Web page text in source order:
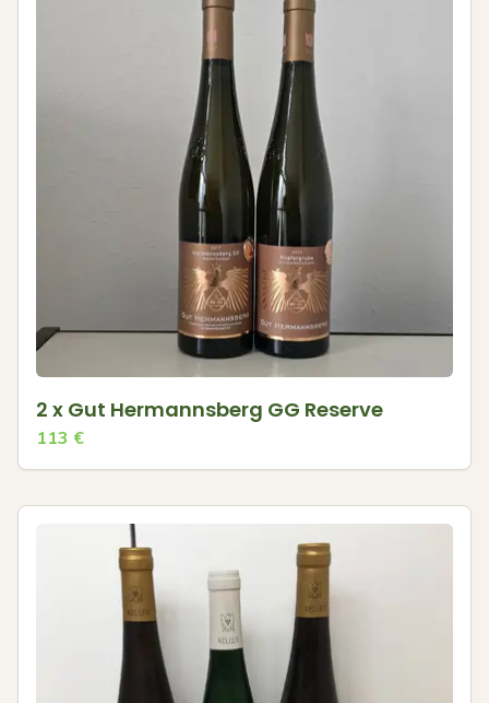
2 x Gut Hermannsberg GG Reserve
113 €